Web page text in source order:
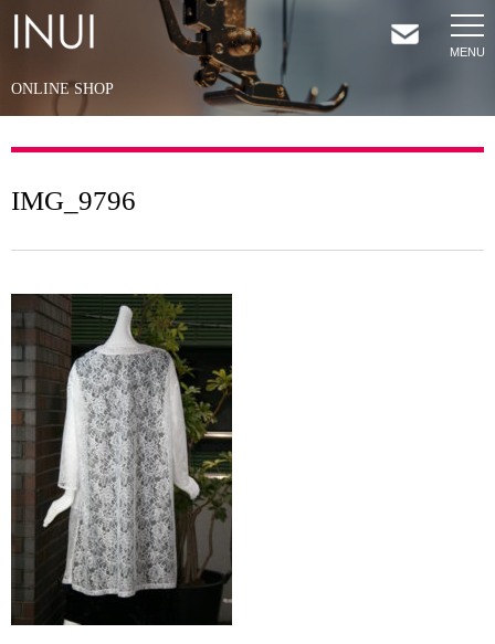
HOME
SERVICES
SHOP
CONTACT
RECRUIT
BLOG
ONLINE SHOP
IMG_9796